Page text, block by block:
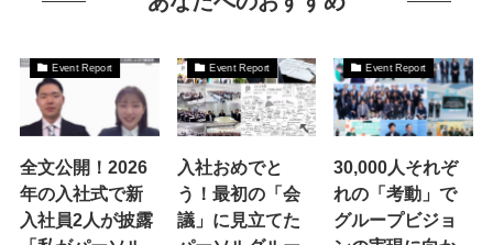
Event Report
全文公開！2026
年の入社式で新
入社員2人が披露
Event Report
入社おめでと
う！最初の「会
議」に見立てた
Event Report
30,000人それぞ
れの「考動」で
グループビジョ